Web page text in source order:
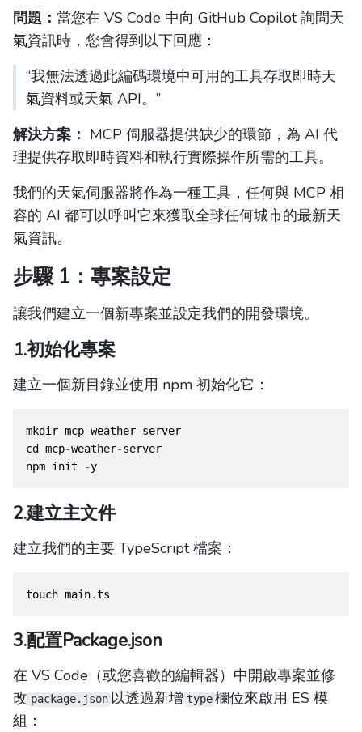
問題： 當您在 VS Code 中向 GitHub Copilot 詢問天
氣資訊時，您會得到以下回應：
“我無法透過此編碼環境中可用的工具存取即時天
氣資料或天氣 API。”
解決方案： MCP 伺服器提供缺少的環節，為 AI 代
理提供存取即時資料和執行實際操作所需的工具。
我們的天氣伺服器將作為一種工具，任何與 MCP 相
容的 AI 都可以呼叫它來獲取全球任何城市的最新天
氣資訊。
步驟 1：專案設定
讓我們建立一個新專案並設定我們的開發環境。
1.初始化專案
建立一個新目錄並使用 npm 初始化它：
mkdir mcp-weather-server
cd mcp-weather-server
npm init
-y
2.建立主文件
建立我們的主要 TypeScript 檔案：
touch main.ts
3.配置Package.json
在 VS Code（或您喜歡的編輯器）中開啟專案並修
改 package.json 以透過新增 type 欄位來啟用 ES 模
組：